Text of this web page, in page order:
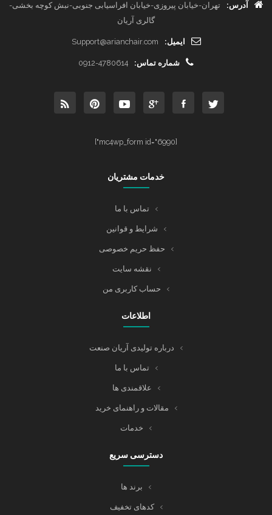
آدرس:
تهران-خیابان پیروزی-خیابان افراسیابی جنوبی-نبش کوچه بخشی-
گالری آریان
ایمیل: Support@arianchair.com
شماره تماس: 0912-4780614
[mc4wp_form id="6990"]
خدمات مشتریان
تماس با ما
شرایط و قوانین
حفظ حریم خصوصی
نقشه سایت
حساب کاربری من
اطلاعات
درباره تولیدی آریان صنعت
تماس با ما
علاقمندی ها
مقالات و راهنمای خرید
خدمات
دسترسی سریع
برند ها
کدهای تخفیف